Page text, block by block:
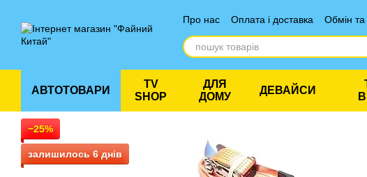
Про нас Оплата і доставка Обмін
Відгуки про магазин
АВТОТОВАРИ
TV
SHOP
ДЛЯ
ДОМУ
ДЕВАЙСИ
−25%
залишилось 6 днів